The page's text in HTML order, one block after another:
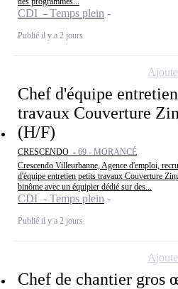
CDI - Temps plein
Publié il y a 2 jours
Chef d'équipe
travaux Couverture
(H/F)
CRESCENDO - 69 - MORANCÉ
Crescendo Villeurbanne, Agence d'emploi,
d'équipe entretien petits travaux Couverture
binôme avec un équipier dédié sur des...
CDI - Temps plein
Publié il y a 2 jours
Chef de chantier gros